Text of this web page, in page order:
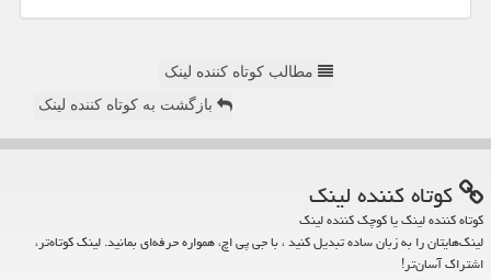
مطالب کوتاه کننده لینک
بازگشت به کوتاه کننده لینک
كوتاه كننده لینك
کوتاه کننده لینک یا کوچک کننده لینک
لینک‌هایتان را به زبان ساده تبدیل کنید ، با جی پی اچ، همواره حرفه‌ای بمانید. لینک کوتاه‌تر،
اشتراک آسان‌تر!